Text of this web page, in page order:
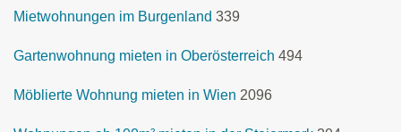
Mietwohnungen im Burgenland 339
Gartenwohnung mieten in Oberösterreich 494
Möblierte Wohnung mieten in Wien 2096